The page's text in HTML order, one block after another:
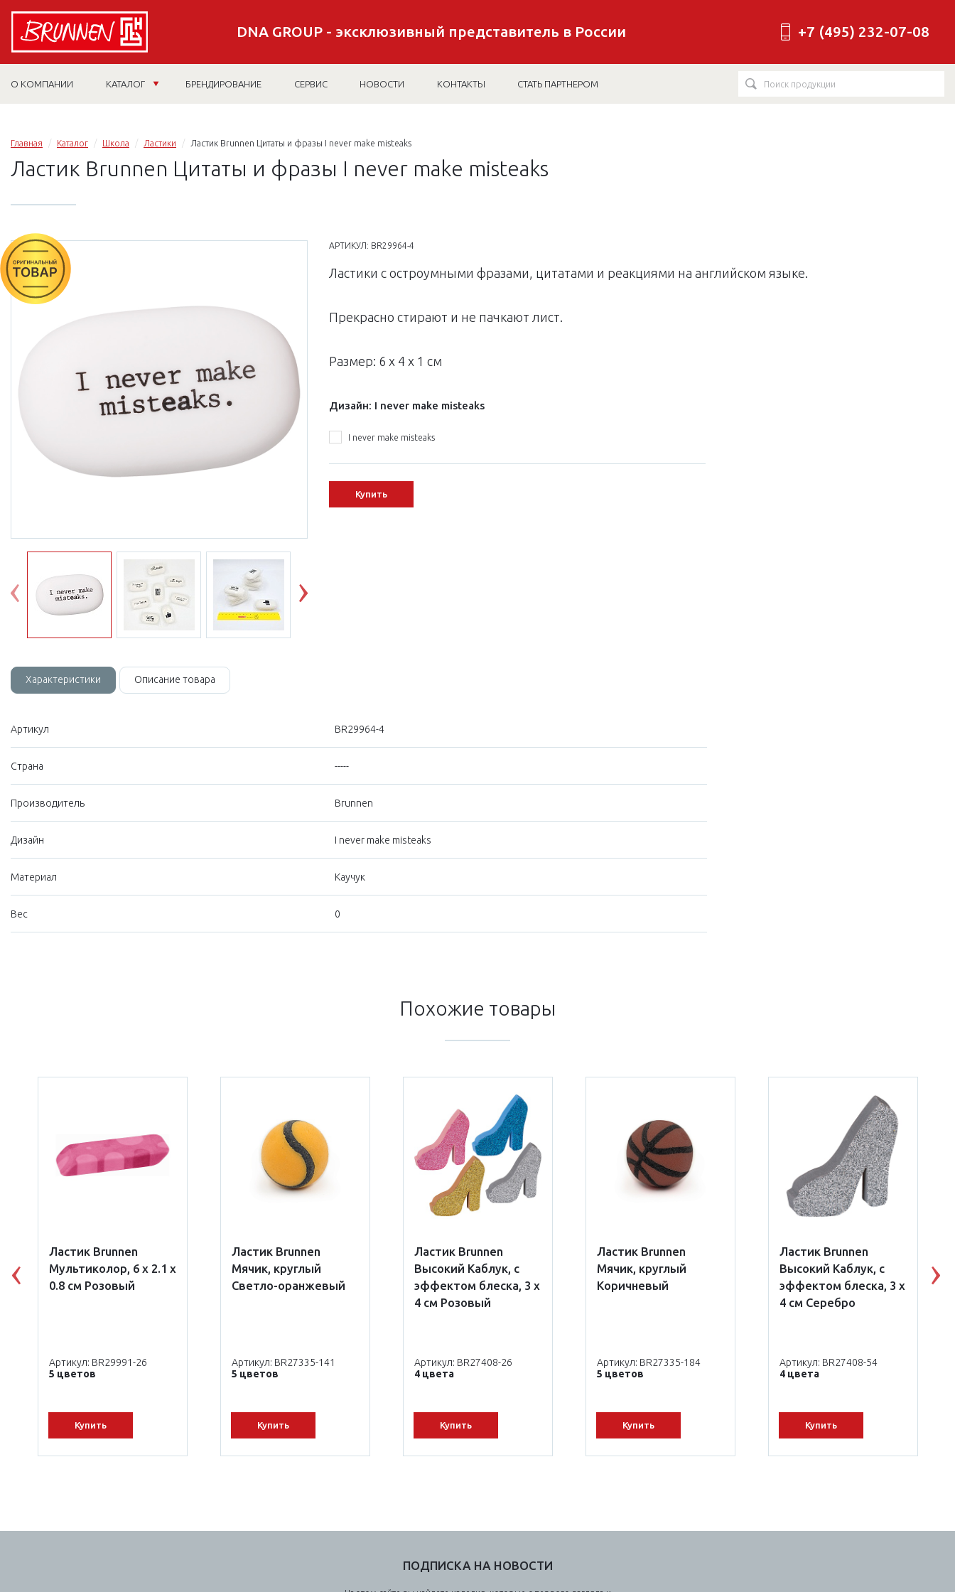
DNA GROUP - эксклюзивный представитель в России +7 (495) 232-07-08
О КОМПАНИИ КАТАЛОГ БРЕНДИРОВАНИЕ СЕРВИС НОВОСТИ КОНТАКТЫ СТАТЬ ПАРТНЕРОМ
Главная Каталог Школа Ластики Ластик Brunnen Цитаты и фразы I never make misteaks
Ластик Brunnen Цитаты и фразы I never make misteaks
Previous
АРТИКУЛ: BR29964-4
Ластики с остроумными фразами, цитатами и реакциями на английском языке.
Прекрасно стирают и не пачкают лист.
Размер: 6 x 4 x 1 см
Дизайн: I never make misteaks
I never make misteaks
Купить
Характеристики Описание товара
Артикул BR29964-4
Страна -----
Производитель Brunnen
Дизайн I never make misteaks
Материал Каучук
Вес 0
Похожие товары
Previous
Ластик Brunnen
Мультиколор, 6 х 2.1 х
0.8 см Розовый
Артикул: BR29991-26
5 цветов
Купить
Ластик Brunnen
Мячик, круглый
Светло-оранжевый
Артикул: BR27335-141
5 цветов
Купить
Ластик Brunnen
Высокий Каблук, с
эффектом блеска, 3 х
4 см Розовый
Артикул: BR27408-26
4 цвета
Купить
Ластик Brunnen
Мячик, круглый
Коричневый
Артикул: BR27335-184
5 цветов
Купить
Ластик Brunnen
Высокий Каблук, с
эффектом блеска, 3 х
4 см Серебро
Артикул: BR27408-54
4 цвета
Купить
ПОДПИСКА НА НОВОСТИ